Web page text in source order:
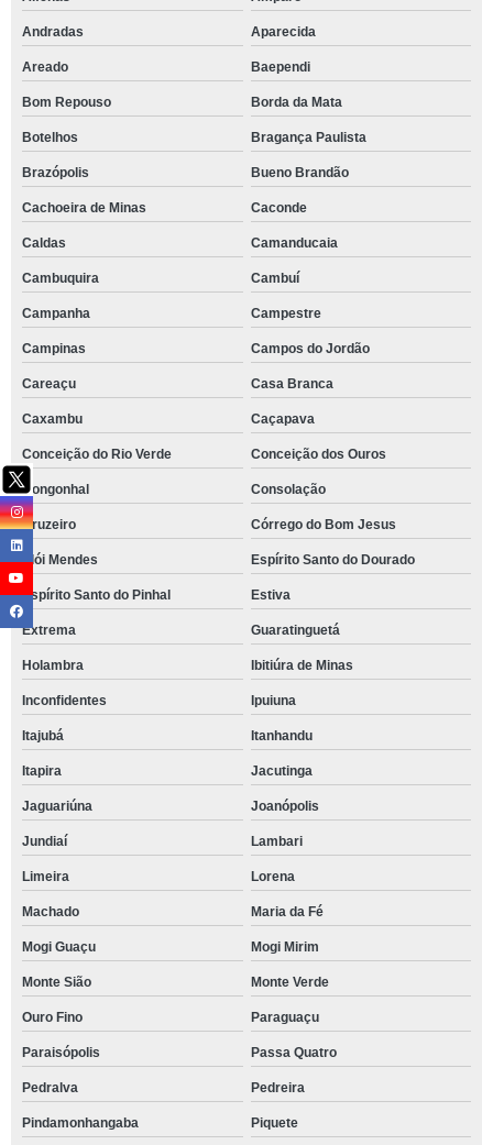
Andradas Aparecida
Areado Baependi
Bom Repouso Borda da Mata
Botelhos Bragança Paulista
Brazópolis Bueno Brandão
Cachoeira de Minas Caconde
Caldas Camanducaia
Cambuquira Cambuí
Campanha Campestre
Campinas Campos do Jordão
Careaçu Casa Branca
Caxambu Caçapava
Conceição do Rio Verde Conceição dos Ouros
Congonhal Consolação
Cruzeiro Córrego do Bom Jesus
Elói Mendes Espírito Santo do Dourado
Espírito Santo do Pinhal Estiva
Extrema Guaratinguetá
Holambra Ibitiúra de Minas
Inconfidentes Ipuiuna
Itajubá Itanhandu
Itapira Jacutinga
Jaguariúna Joanópolis
Jundiaí Lambari
Limeira Lorena
Machado Maria da Fé
Mogi Guaçu Mogi Mirim
Monte Sião Monte Verde
Ouro Fino Paraguaçu
Paraisópolis Passa Quatro
Pedralva Pedreira
Pindamonhangaba Piquete